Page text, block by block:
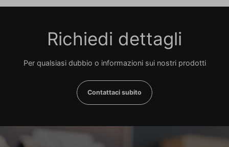
Richiedi dettagli
Per qualsiasi dubbio o informazioni sui nostri prodotti
Contattaci subito